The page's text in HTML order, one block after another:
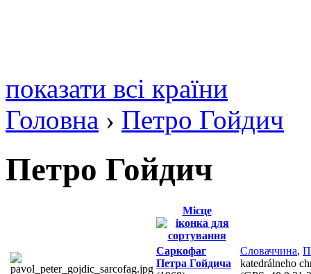
показати всі країни
Головна › Петро Гойдич
Петро Гойдич
Місце
Саркофаг
Петра Гойдича
Словаччина,
katedrálneho